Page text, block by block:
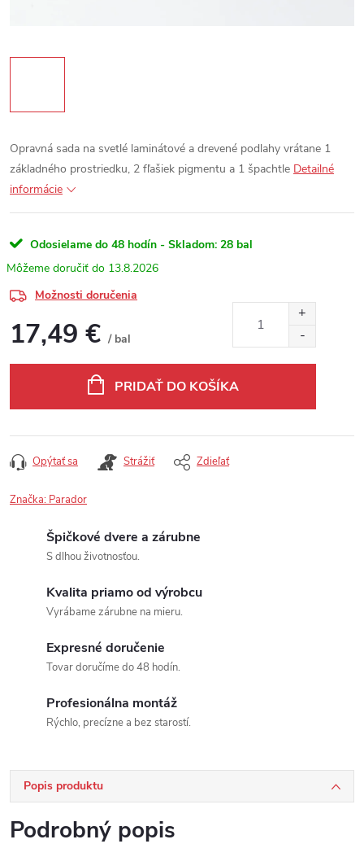
Opravná sada na svetlé laminátové a drevené podlahy vrátane 1
základného prostriedku, 2 fľašiek pigmentu a 1 špachtle Detailné
informácie
Odosielame do 48 hodín - Skladom: 28 bal
13.8.2026
Možnosti doručenia
17,49 € / bal
PRIDAŤ DO KOŠÍKA
Opýtať sa Strážiť Zdieľať
Značka: Parador
Špičkové dvere a zárubne
S dlhou životnosťou.
Kvalita priamo od výrobcu
Vyrábame zárubne na mieru.
Expresné doručenie
Tovar doručíme do 48 hodín.
Profesionálna montáž
Rýchlo, precízne a bez starostí.
Popis produktu
Podrobný popis